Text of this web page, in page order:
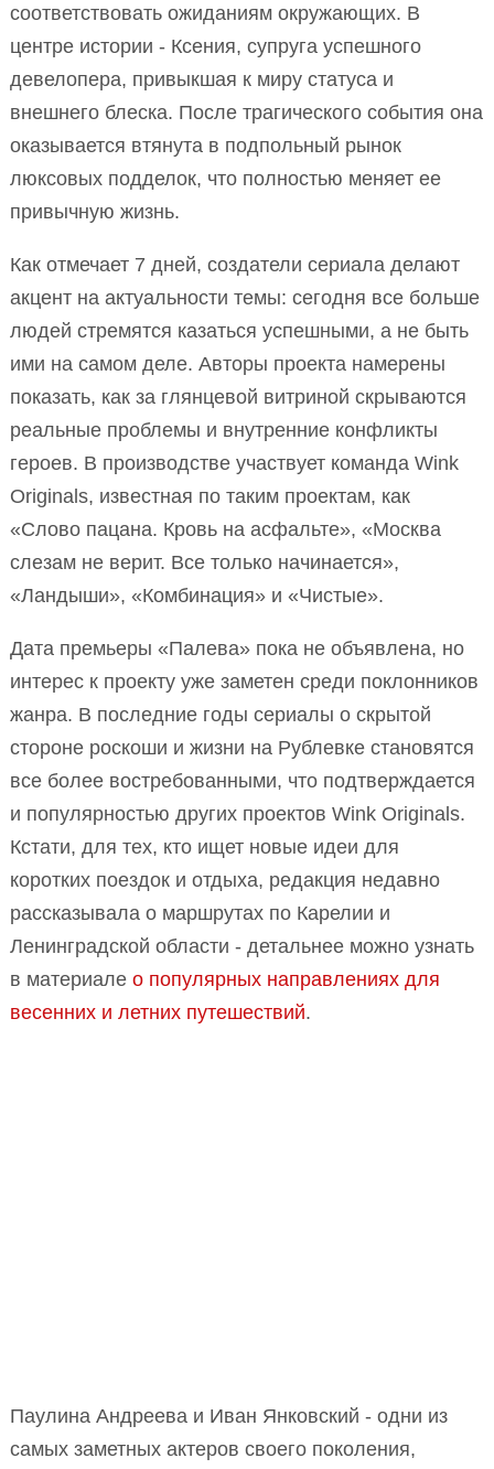
соответствовать ожиданиям окружающих. В
центре истории - Ксения, супруга успешного
девелопера, привыкшая к миру статуса и
внешнего блеска. После трагического события она
оказывается втянута в подпольный рынок
люксовых подделок, что полностью меняет ее
привычную жизнь.
Как отмечает 7 дней, создатели сериала делают
акцент на актуальности темы: сегодня все больше
людей стремятся казаться успешными, а не быть
ими на самом деле. Авторы проекта намерены
показать, как за глянцевой витриной скрываются
реальные проблемы и внутренние конфликты
героев. В производстве участвует команда Wink
Originals, известная по таким проектам, как
«Слово пацана. Кровь на асфальте», «Москва
слезам не верит. Все только начинается»,
«Ландыши», «Комбинация» и «Чистые».
Дата премьеры «Палева» пока не объявлена, но
интерес к проекту уже заметен среди поклонников
жанра. В последние годы сериалы о скрытой
стороне роскоши и жизни на Рублевке становятся
все более востребованными, что подтверждается
и популярностью других проектов Wink Originals.
Кстати, для тех, кто ищет новые идеи для
коротких поездок и отдыха, редакция недавно
рассказывала о маршрутах по Карелии и
Ленинградской области - детальнее можно узнать
в материале о популярных направлениях для
весенних и летних путешествий.
Паулина Андреева и Иван Янковский - одни из
самых заметных актеров своего поколения,